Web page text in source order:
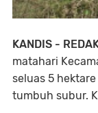
KANDIS -
matahari
seluas 5
tumbuh subur.